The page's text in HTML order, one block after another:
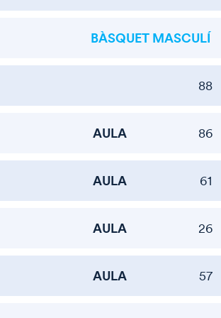
BÀSQUET MASCULÍ
88
AULA 86
AULA 61
AULA 26
AULA 57